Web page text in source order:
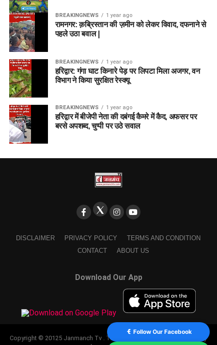
BREAKINGNEWS 1 year ago
रामनगर: क़ब्रिस्तान की ज़मीन को लेकर विवाद, दफनाने से
पहले उठा बवाल |
BREAKINGNEWS 1 year ago
हरिद्वार: गंगा घाट किनारे पेड़ पर लिपटा मिला अजगर, वन
विभाग ने किया सुरक्षित रेस्क्यू
BREAKINGNEWS 1 year ago
हरिद्वार में बीजेपी नेता की दबंगई कैमरे में कैद, अफसर पर
बरसे अपशब्द, चुप्पी पर उठे सवाल
DISCLAIMER PRIVACY POLICY
TERMS AND CONDITION
CONTACT
ABOUT US
Download Our App
Copyright © 20125 Janmanch Tv . Theme by SSDIGIMARK. powered by
Follow Our Facebook